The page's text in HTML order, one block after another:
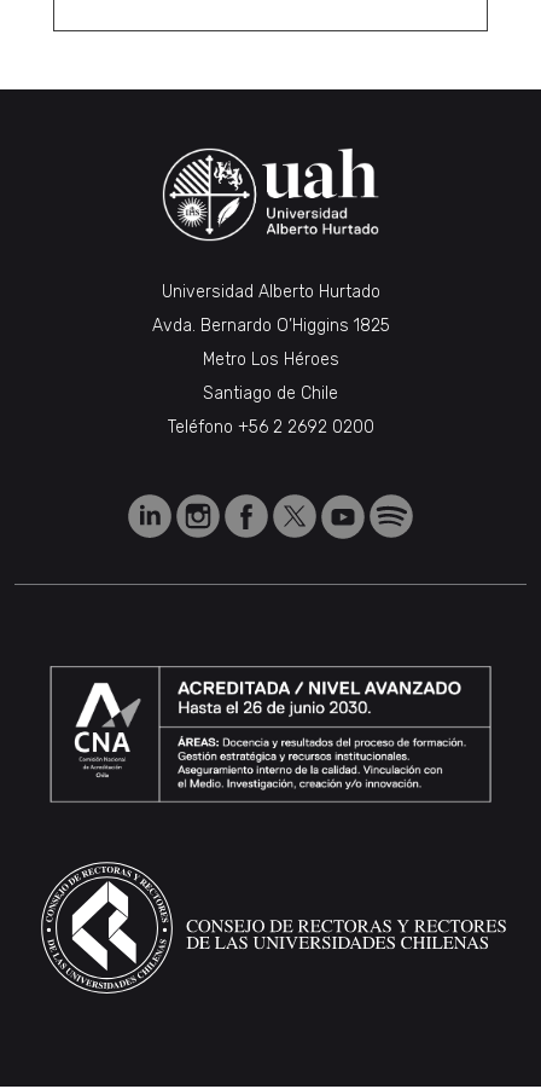
Universidad Alberto Hurtado
Avda. Bernardo O’Higgins 1825
Metro Los Héroes
Santiago de Chile
Teléfono +56 2 2692 0200